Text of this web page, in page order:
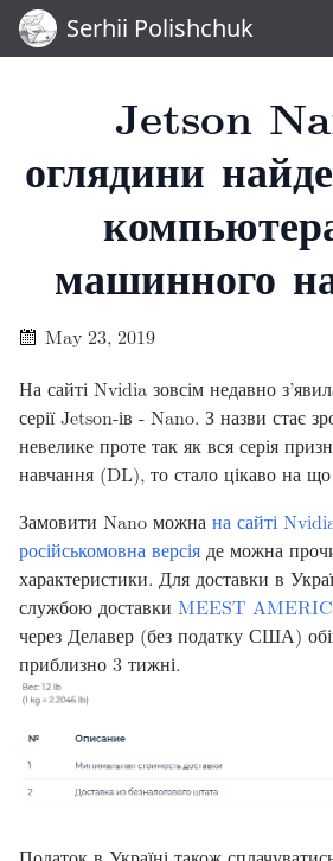
Serhii Polishchuk
Jetson
оглядини
машинного
May 23, 2019
На сайті Nvidia зовсім недавно
серії Jetson-ів - Nano. З назви стає
невелике проте так як вся серія
навчання (DL), то стало цікаво на що
Замовити Nano можна на сайті
російськомовна версія де можна
характеристики. Для доставки в
службою доставки MEEST
через Делавер (без податку США)
приблизно 3 тижні.